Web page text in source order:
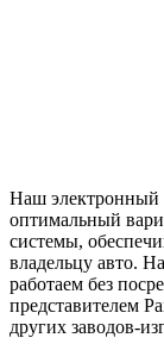
Наш электронный
оптимальный
системы,
владельцу авто.
работаем без
представителем
других заводов-